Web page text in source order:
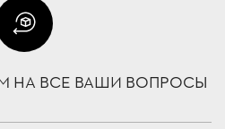
НА ВСЕ ВАШИ ВОПРОСЫ